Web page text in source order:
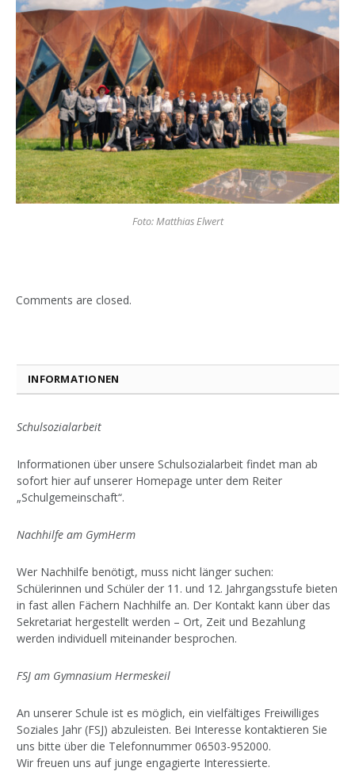
Foto: Matthias Elwert
Comments are closed.
INFORMATIONEN
Schulsozialarbeit
Informationen über unsere Schulsozialarbeit findet man ab
sofort hier auf unserer Homepage unter dem Reiter
„Schulgemeinschaft“.
Nachhilfe am GymHerm
Wer Nachhilfe benötigt, muss nicht länger suchen:
Schülerinnen und Schüler der 11. und 12. Jahrgangsstufe bieten
in fast allen Fächern Nachhilfe an. Der Kontakt kann über das
Sekretariat hergestellt werden – Ort, Zeit und Bezahlung
werden individuell miteinander besprochen.
FSJ am Gymnasium Hermeskeil
An unserer Schule ist es möglich, ein vielfältiges Freiwilliges
Soziales Jahr (FSJ) abzuleisten. Bei Interesse kontaktieren Sie
uns bitte über die Telefonnummer 06503-952000.
Wir freuen uns auf junge engagierte Interessierte.